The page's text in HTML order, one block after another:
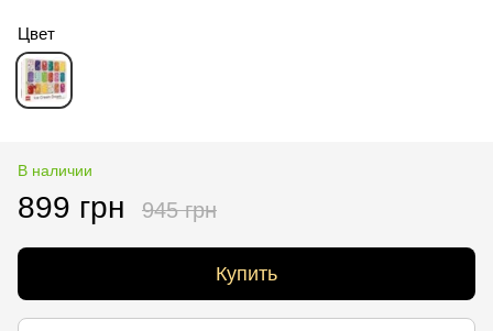
Цвет
В наличии
899 грн 945 грн
Купить